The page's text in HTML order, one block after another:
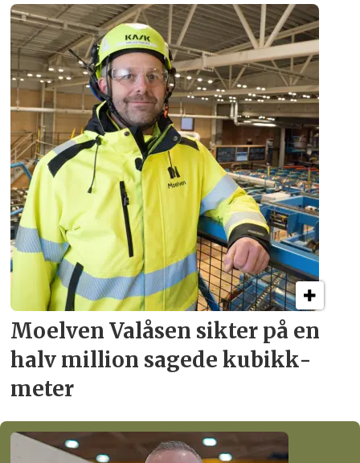
Moelven Valåsen sikter på en
halv million sagede kubikk­
meter